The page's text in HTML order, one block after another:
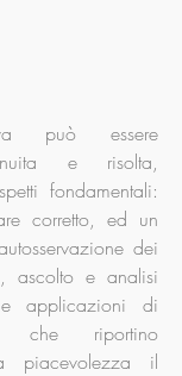
può essere
e risolta,
fondamentali:
corretto, ed un
dei
ascolto e analisi
applicazioni di
che riportino
piacevolezza il